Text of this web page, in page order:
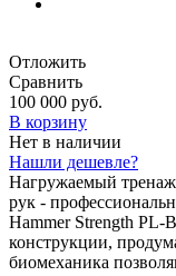
Отложить
Сравнить
100 000 руб.
В корзину
Нет в наличии
Нашли дешевле?
Нагружаемый
рук -
Hammer Strength PL-
конструкции,
биомеханика